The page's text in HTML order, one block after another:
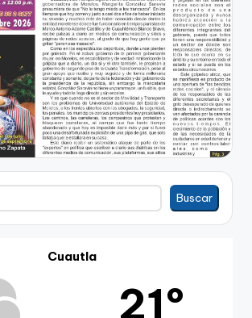
Buscar
Cuautla
21º